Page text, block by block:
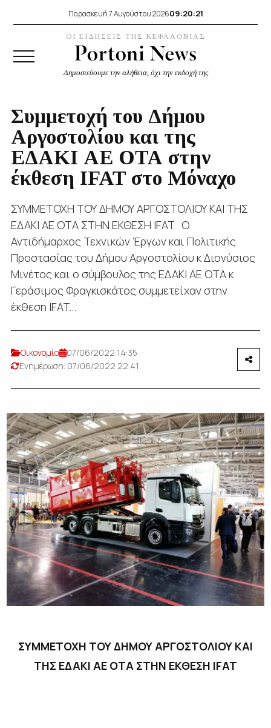
Παρασκευή 7 Αυγούστου 202609:20:22
ΟΙ ΕΙΔΗΣΕΙΣ ΤΗΣ ΚΕΦΑΛΟΝΙΑΣ
Δημοσιεύουμε την αλήθεια, όχι την εκδοχή της
Συμμετοχή του Δήμου
Αργοστολίου και της
ΕΔΑΚΙ ΑΕ ΟΤΑ στην
έκθεση IFAT στο Μόναχο
ΣΥΜΜΕΤΟΧΗ ΤΟΥ ΔΗΜΟΥ ΑΡΓΟΣΤΟΛΙΟΥ ΚΑΙ ΤΗΣ
ΕΔΑΚΙ ΑΕ ΟΤΑ ΣΤΗΝ ΕΚΘΕΣΗ IFAT Ο
Αντιδήμαρχος Τεχνικών Έργων και Πολιτικής
Προστασίας του Δήμου Αργοστολίου κ Διονύσιος
Μινέτος και ο σύμβουλος της ΕΔΑΚΙ ΑΕ ΟΤΑ κ
Γεράσιμος Φραγκισκάτος συμμετείχαν στην
έκθεση IFAT...
Οικονομία
07/06/2022 14:35
Ενημέρωση: 07/06/2022 22:41
ΣΥΜΜΕΤΟΧΗ ΤΟΥ ΔΗΜΟΥ ΑΡΓΟΣΤΟΛΙΟΥ ΚΑΙ
ΤΗΣ ΕΔΑΚΙ ΑΕ ΟΤΑ ΣΤΗΝ ΕΚΘΕΣΗ IFAT